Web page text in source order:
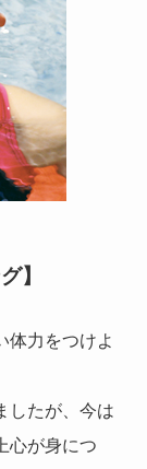
】
体力をつけよ
したが、今は
心が身につ